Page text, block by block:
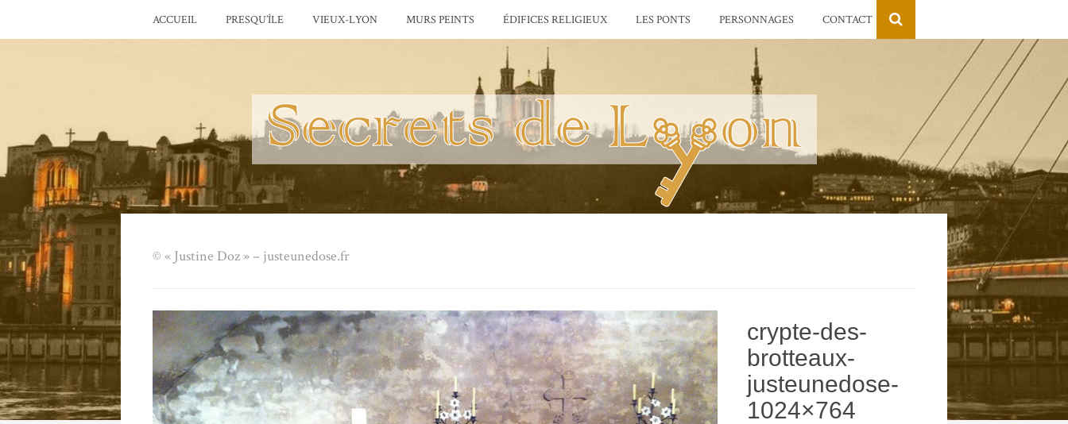
ACCUEIL PRESQU’ÎLE VIEUX-LYON MURS PEINTS ÉDIFICES RELIGIEUX LES PONTS PERSONNAGES CONTACT
© « Justine Doz » – justeunedose.fr
crypte-des-
brotteaux-
justeunedose-
1024×764